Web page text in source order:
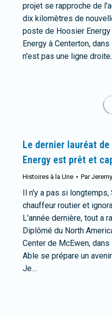
projet se rapproche de
dix kilomètres de
poste de Hoosier
Energy à Centerton,
n'est pas une ligne
Le dernier lauréat
Energy est prêt et
Histoires à la Une Par
Il n'y a pas si longtemps,
chauffeur routier et
L'année dernière, tout a
Diplômé du North
Center de McEwen,
Able se prépare un
Je…